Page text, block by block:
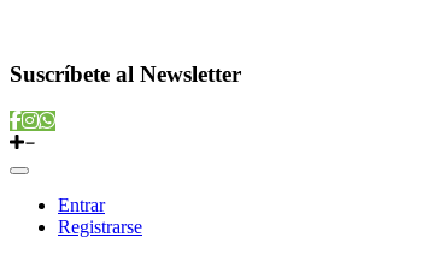
Suscríbete al Newsletter
Entrar
Registrarse